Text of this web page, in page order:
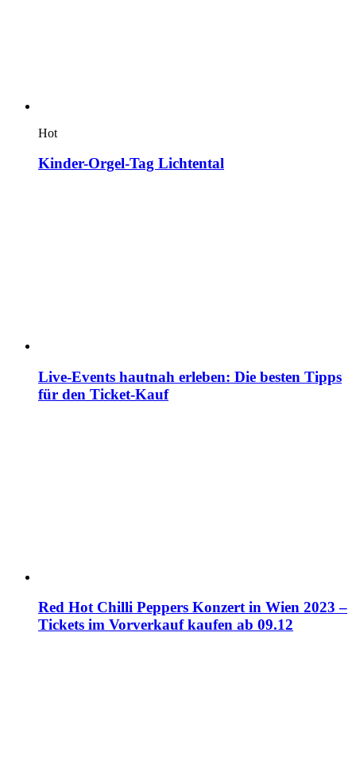
Hot
Kinder-Orgel-Tag Lichtental
Live-Events hautnah erleben: Die besten Tipps
für den Ticket-Kauf
Red Hot Chilli Peppers Konzert in Wien 2023 –
Tickets im Vorverkauf kaufen ab 09.12